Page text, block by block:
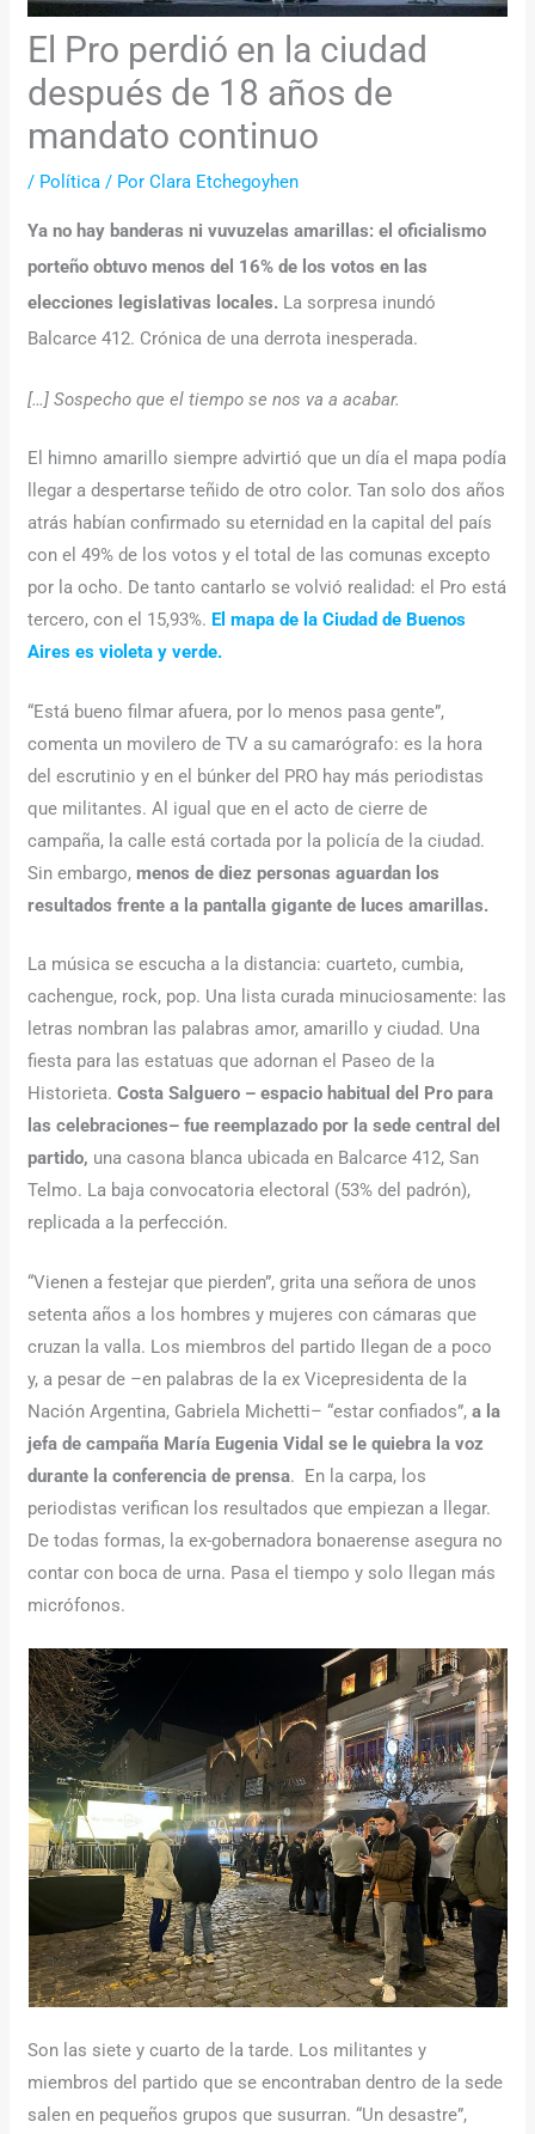
El Pro perdió en la ciudad
después de 18 años de
mandato continuo
/ Política / PorClara Etchegoyhen
Ya no hay banderas ni vuvuzelas amarillas: el oficialismo
porteño obtuvo menos del 16% de los votos en las
elecciones legislativas locales. La sorpresa inundó
Balcarce 412. Crónica de una derrota inesperada.
[…] Sospecho que el tiempo se nos va a acabar.
El himno amarillo siempre advirtió que un día el mapa podía
llegar a despertarse teñido de otro color. Tan solo dos años
atrás habían confirmado su eternidad en la capital del país
con el 49% de los votos y el total de las comunas excepto
por la ocho. De tanto cantarlo se volvió realidad: el Pro está
tercero, con el 15,93%. El mapa de la Ciudad de Buenos
Aires es violeta y verde.
“Está bueno filmar afuera, por lo menos pasa gente”,
comenta un movilero de TV a su camarógrafo: es la hora
del escrutinio y en el búnker del PRO hay más periodistas
que militantes. Al igual que en el acto de cierre de
campaña, la calle está cortada por la policía de la ciudad.
Sin embargo,menos de diez personas aguardan los
resultados frente a la pantalla gigante de luces amarillas.
La música se escucha a la distancia: cuarteto, cumbia,
cachengue, rock, pop. Una lista curada minuciosamente: las
letras nombran las palabras amor, amarillo y ciudad. Una
fiesta para las estatuas que adornan el Paseo de la
Historieta.Costa Salguero – espacio habitual del Pro para
las celebraciones– fue reemplazado por la sede central del
partido, una casona blanca ubicada en Balcarce 412, San
Telmo. La baja convocatoria electoral (53% del padrón),
replicada a la perfección.
“Vienen a festejar que pierden”, grita una señora de unos
setenta años a los hombres y mujeres con cámaras que
cruzan la valla. Los miembros del partido llegan de a poco
y, a pesar de –en palabras de la ex Vicepresidenta de la
Nación Argentina, Gabriela Michetti– “estar confiados”,a la
jefa de campaña María Eugenia Vidal se le quiebra la voz
durante la conferencia de prensa. En la carpa, los
periodistas verifican los resultados que empiezan a llegar.
De todas formas, la ex-gobernadora bonaerense asegura no
contar con boca de urna. Pasa el tiempo y solo llegan más
micrófonos.
Son las siete y cuarto de la tarde. Los militantes y
miembros del partido que se encontraban dentro de la sede
salen en pequeños grupos que susurran. “Un desastre”,